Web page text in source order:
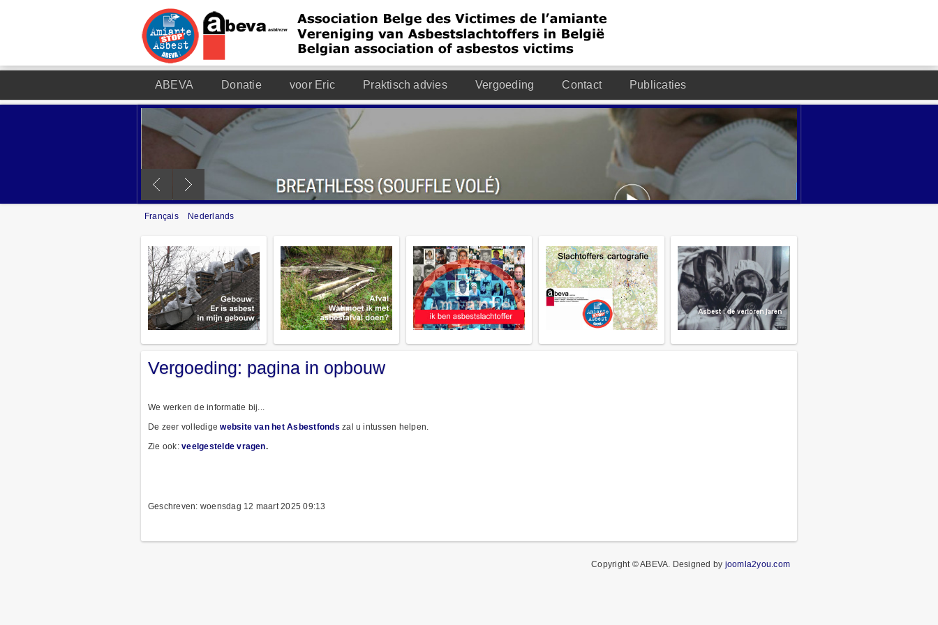
ABEVA Donatie voor Eric Praktisch advies Vergoeding Contact Publicaties
Français Nederlands
Vergoeding: pagina in opbouw
We werken de informatie bij...
De zeer volledigewebsite van het Asbestfonds zal u intussen helpen.
Zie ook:veelgestelde vragen.
Geschreven: woensdag 12 maart 2025 09:13
Copyright © ABEVA. Designed by joomla2you.com